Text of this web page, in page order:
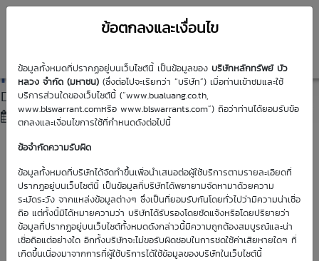
ข้อตกลงและเงื่อนไข
ข้อมูลทั้งหมดที่ปรากฏอยู่บนเว็บไซต์นี้ เป็นข้อมูลของ บริษัทหลักทรัพย์ บัว
หลวง จำกัด (มหาชน) (ซึ่งต่อไปจะเรียกว่า “บริษัท”) เมื่อท่านเข้าชมและใช้
บริการส่วนใดของเว็บไซต์นี้ (“www.bualuang.co.th,
www.blswarrant.comหรือ www.blswarrants.com”) ถือว่าท่านได้ยอมรับข้อ
ตกลงและเงื่อนไขการใช้ที่กำหนดดังต่อไปนี้
ข้อจำกัดความรับผิด
ข้อมูลทั้งหมดที่บริษัทได้จัดทำขึ้นเพื่อนำเสนอต่อผู้ใช้บริการตามรายละเอียดที่
ปรากฏอยู่บนเว็บไซต์นี้ เป็นข้อมูลที่บริษัทได้พยายามจัดหามาด้วยความ
ระมัดระวัง จากแหล่งข้อมูลต่างๆ ซึ่งเป็นที่ยอมรับกันโดยทั่วไปว่ามีความน่าเชื่อ
ถือ แต่ทั้งนี้มิได้หมายความว่า บริษัทได้รับรองโดยชัดแจ้งหรือโดยปริยายว่า
ข้อมูลที่ปรากฏอยู่บนเว็บไซต์ทั้งหมดดังกล่าวนี้มีความถูกต้องสมบูรณ์และน่า
เชื่อถือแต่อย่างใด อีกทั้งบริษัทจะไม่ขอรับผิดชอบในการชดใช้ค่าเสียหายใดๆ ที่
เกิดขึ้นเนื่องมาจากการที่ผู้ใช้บริการได้ใช้ข้อมูลของบริษัทในเว็บไซต์นี้
DW01
News
DW01 ชุดใหม่ พร้อมลุย (27 Mar 26)
30 Mar 2026 21:28